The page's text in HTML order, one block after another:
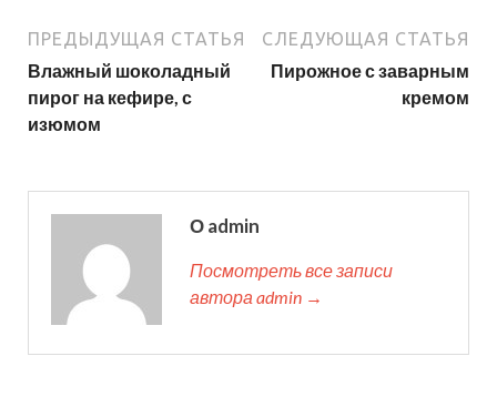
ПРЕДЫДУЩАЯ СТАТЬЯ
Влажный шоколадный
пирог на кефире, с
изюмом
СЛЕДУЮЩАЯ СТАТЬЯ
Пирожное с заварным
кремом
О admin
Посмотреть все записи
автора admin →